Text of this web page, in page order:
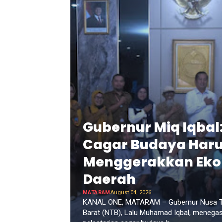
Gubernur Miq
Cagar Budaya
Menggerakkan
Daerah
MATARAMAugust 04, 2026
KANAL ONE, MATARAM – Gubernur Nusa
Barat (NTB), Lalu Muhamad Iqbal,